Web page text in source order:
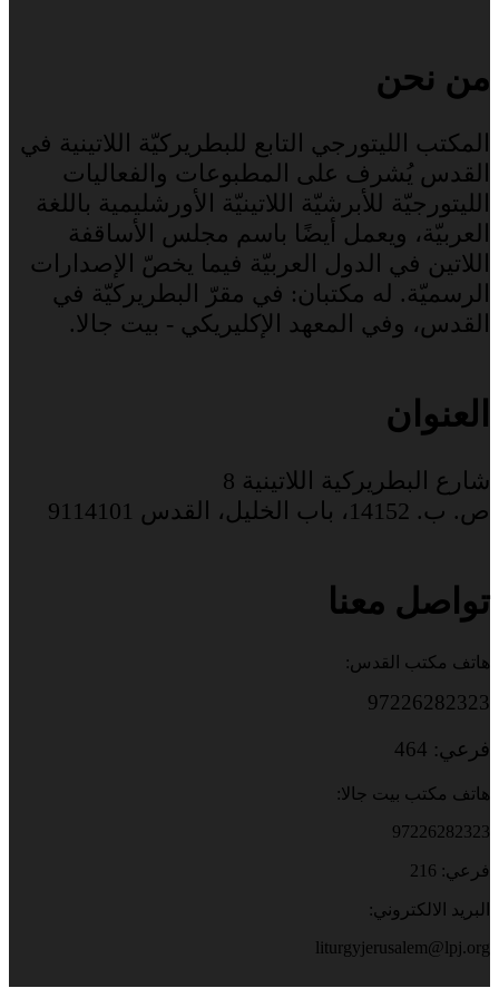
من نحن
المكتب الليتورجي التابع للبطريركيّة اللاتينية في
القدس يُشرف على المطبوعات والفعاليات
الليتورجيّة للأبرشيّة اللاتينيّة الأورشليمية باللغة
العربيّة، ويعمل أيضًا باسم مجلس الأساقفة
اللاتين في الدول العربيّة فيما يخصّ الإصدارات
الرسميّة. له مكتبان: في مقرّ البطريركيّة في
القدس، وفي المعهد الإكليريكي - بيت جالا.
العنوان
شارع البطريركية اللاتينية 8
ص. ب. 14152، باب الخليل، القدس 9114101
تواصل معنا
هاتف مكتب القدس:
97226282323
فرعي: 464
هاتف مكتب بيت جالا:
97226282323
فرعي: 216
البريد الالكتروني:
liturgyjerusalem@lpj.org